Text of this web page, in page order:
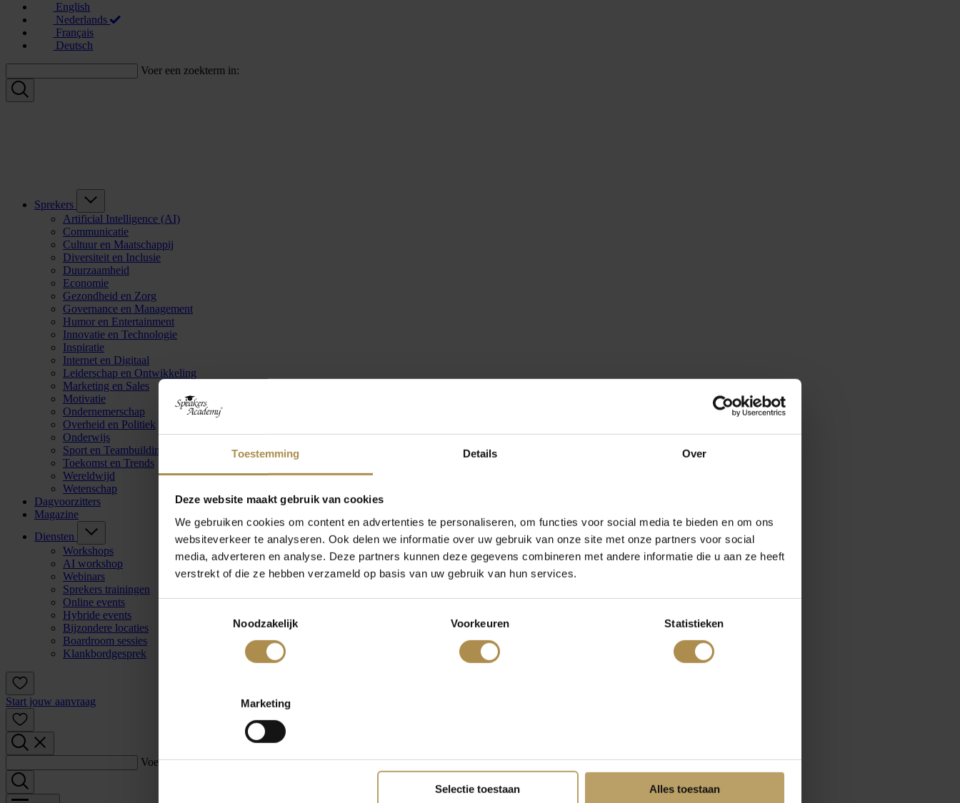
Toestemming Details Over
Deze website maakt gebruik van cookies
We gebruiken cookies om content en advertenties te personaliseren, om functies voor social media te bieden en om ons
websiteverkeer te analyseren. Ook delen we informatie over uw gebruik van onze site met onze partners voor social
media, adverteren en analyse. Deze partners kunnen deze gegevens combineren met andere informatie die u aan ze heeft
verstrekt of die ze hebben verzameld op basis van uw gebruik van hun services.
Noodzakelijk
Voorkeuren Statistieken
Marketing
Selectie toestaan Alles toestaan
English
Nederlands
Français
Deutsch
Voer een zoekterm in:
Sprekers
Artificial Intelligence (AI)
Communicatie
Cultuur en Maatschappij
Diversiteit en Inclusie
Duurzaamheid
Economie
Gezondheid en Zorg
Governance en Management
Humor en Entertainment
Innovatie en Technologie
Inspiratie
Internet en Digitaal
Leiderschap en Ontwikkeling
Marketing en Sales
Motivatie
Ondernemerschap
Overheid en Politiek
Onderwijs
Sport en Teambuilding
Toekomst en Trends
Wereldwijd
Wetenschap
Dagvoorzitters
Magazine
Diensten
Workshops
AI workshop
Webinars
Sprekers trainingen
Online events
Hybride events
Bijzondere locaties
Boardroom sessies
Klankbordgesprek
Start jouw aanvraag
Voer een zoekterm in: